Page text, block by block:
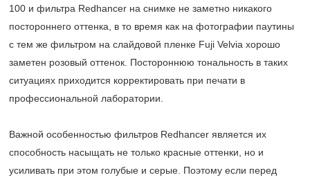
100 и фильтра Redhancer на снимке не заметно никакого
постороннего оттенка, в то время как на фотографии паутины
с тем же фильтром на слайдовой пленке Fuji Velvia хорошо
заметен розовый оттенок. Постороннюю тональность в таких
ситуациях приходится корректировать при печати в
профессиональной лаборатории.
Важной особенностью фильтров Redhancer является их
способность насыщать не только красные оттенки, но и
усиливать при этом голубые и серые. Поэтому если перед